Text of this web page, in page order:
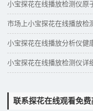
小宝探花在线播放检测仪原
市场上小宝探花在线播放检
小宝探花在线播放分析仪健
小宝探花在线播放检测仪详
联系探花在线观看免费